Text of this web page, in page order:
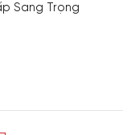
Sang Trọng